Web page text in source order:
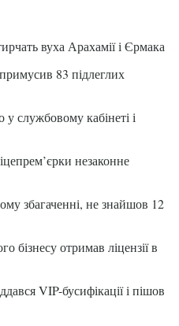
вуха Арахамії і Єрмака
83 підлеглих
службовому кабінеті і
незаконне
збагаченні, не знайшов 12
бізнесу отримав ліцензії в
VIP-бусифікації і пішов